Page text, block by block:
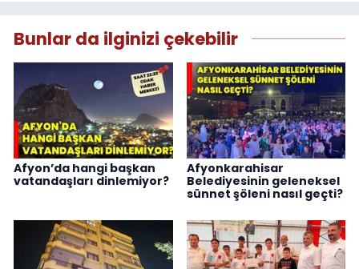
Bunlar da ilginizi çekebilir
Afyon’da hangi başkan
vatandaşları dinlemiyor?
Afyonkarahisar
Belediyesinin geleneksel
sünnet şöleni nasıl geçti?